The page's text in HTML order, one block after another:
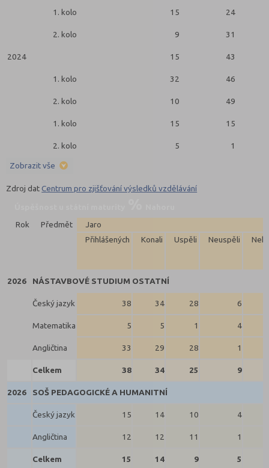
1. kolo
15 24
2. kolo 9 31
2024 15 43
1. kolo 32 46
2. kolo 10 49
1. kolo 15 15
2. kolo 5 1
Zobrazit vše
Zdroj datCentrum pro zjišťování výsledků vzdělávání
Rok
Předmět
Jaro
Přihlášených
Konali Uspěli Neuspěli
2026 NÁSTAVBOVÉ STUDIUM OSTATNÍ
Český jazyk 38 34 28 6
Matematika 5 5 1 4
Angličtina 33 29 28 1
Celkem 38 34 25 9
2026 SOŠ PEDAGOGICKÉ A HUMANITNÍ
Český jazyk 15 14 10 4
Angličtina 12 12 11 1
Celkem 15 14 9 5